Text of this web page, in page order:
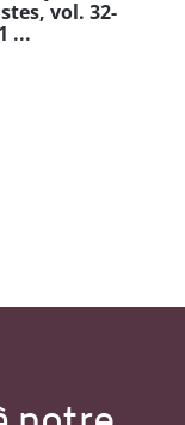
vol. 32-
...